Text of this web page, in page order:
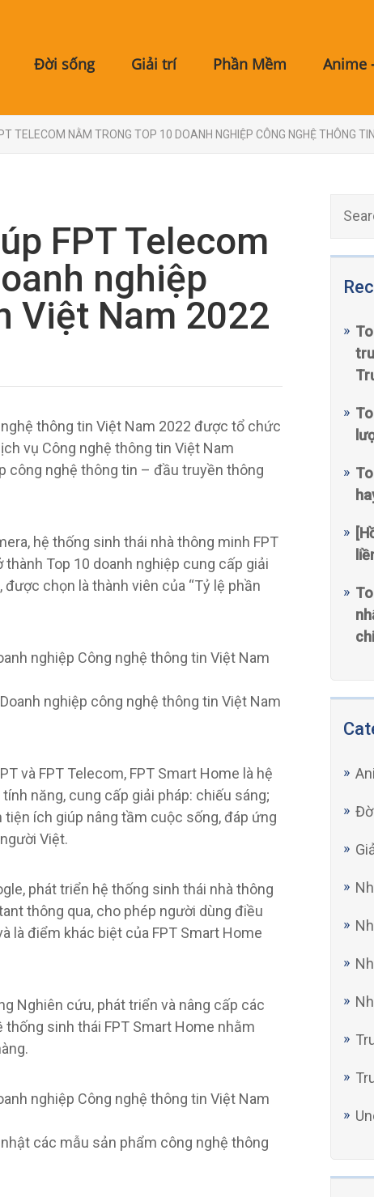
Đời sống Giải trí Phần Mềm Anime
TELECOM NẰM TRONG TOP 10 DOANH NGHIỆP CÔNG NGHỆ THÔNG
FPT Telecom
nghiệp
Việt Nam 2022
thông tin Việt Nam 2022 được tổ chức
vụ Công nghệ thông tin Việt Nam
công nghệ thông tin – đầu truyền thông
hệ thống sinh thái nhà thông minh FPT
Top 10 doanh nghiệp cung cấp giải
chọn là thành viên của “Tỷ lệ phần
nghiệp công nghệ thông tin Việt Nam
và FPT Telecom, FPT Smart Home là hệ
năng, cung cấp giải pháp: chiếu sáng;
tiện ích giúp nâng tầm cuộc sống, đáp ứng
Việt.
phát triển hệ thống sinh thái nhà thông
thông qua, cho phép người dùng điều
là điểm khác biệt của FPT Smart Home
Nghiên cứu, phát triển và nâng cấp các
sinh thái FPT Smart Home nhằm
các mẫu sản phẩm công nghệ thông